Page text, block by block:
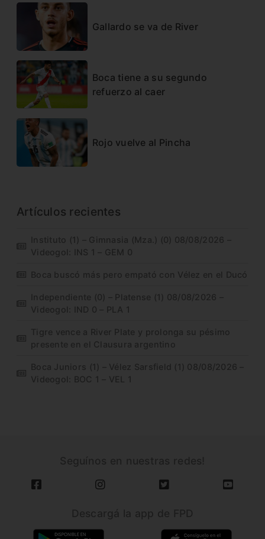
Gallardo se va de River
Boca tiene a su segundo
refuerzo al caer
Rojo vuelve al Pincha
Artículos recientes
Instituto (1) – Gimnasia (Mza.) (0) 08/08/2026 –
Videogol: INS 1 – GEM 0
Boca buscó más pero empató con Vélez en el Ducó
Independiente (0) – Platense (1) 08/08/2026 –
Videogol: IND 0 – PLA 1
Tigre vence a River Plate y prolonga su pésimo
presente en el Clausura argentino
Boca Juniors (1) – Vélez Sarsfield (1) 08/08/2026 –
Videogol: BOC 1 – VEL 1